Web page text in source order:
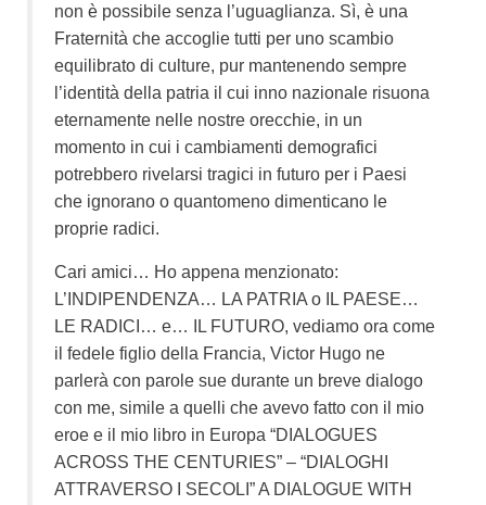
non è possibile senza l’uguaglianza. Sì, è una
Fraternità che accoglie tutti per uno scambio
equilibrato di culture, pur mantenendo sempre
l’identità della patria il cui inno nazionale risuona
eternamente nelle nostre orecchie, in un
momento in cui i cambiamenti demografici
potrebbero rivelarsi tragici in futuro per i Paesi
che ignorano o quantomeno dimenticano le
proprie radici.
Cari amici… Ho appena menzionato:
L’INDIPENDENZA… LA PATRIA o IL PAESE…
LE RADICI… e… IL FUTURO, vediamo ora come
il fedele figlio della Francia, Victor Hugo ne
parlerà con parole sue durante un breve dialogo
con me, simile a quelli che avevo fatto con il mio
eroe e il mio libro in Europa “DIALOGUES
ACROSS THE CENTURIES” – “DIALOGHI
ATTRAVERSO I SECOLI” A DIALOGUE WITH